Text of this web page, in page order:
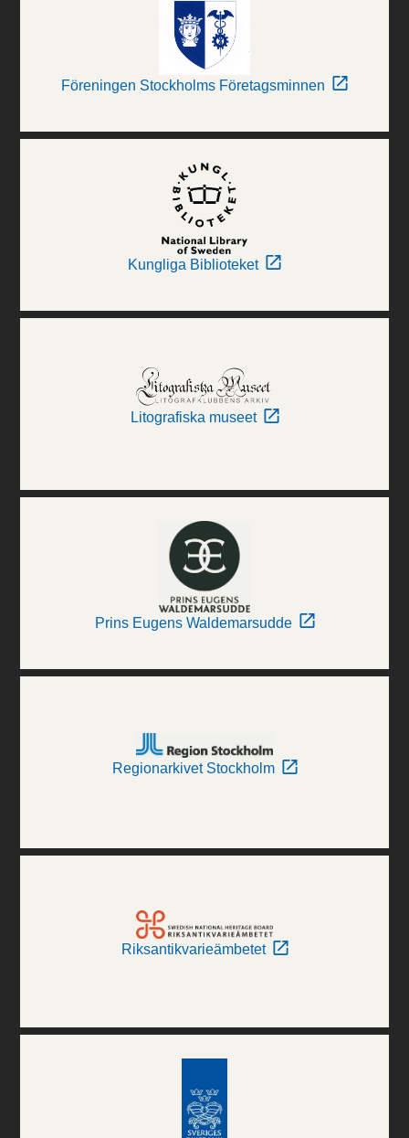
Föreningen Stockholms Företagsminnen
Kungliga Biblioteket
Litografiska museet
Prins Eugens Waldemarsudde
Regionarkivet Stockholm
Riksantikvarieämbetet